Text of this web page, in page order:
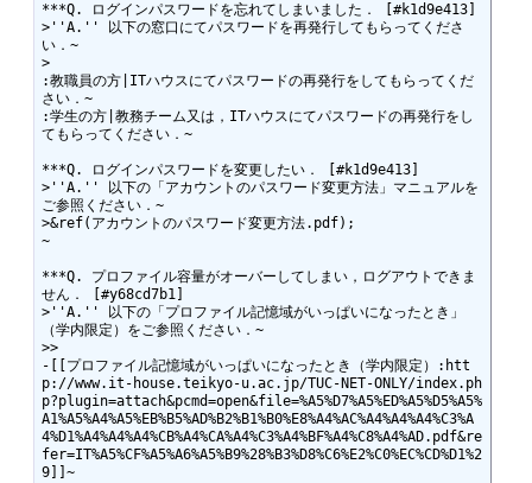
***Q. ログインパスワードを忘れてしまいました． [#k1d9e413]
>''A.'' 以下の窓口にてパスワードを再発行してもらってくださ
い．~
>
:教職員の方|ITハウスにてパスワードの再発行をしてもらってくだ
さい．~
:学生の方|教務チーム又は，ITハウスにてパスワードの再発行をし
てもらってください．~
***Q. ログインパスワードを変更したい． [#k1d9e413]
>''A.'' 以下の「アカウントのパスワード変更方法」マニュアルを
ご参照ください．~
>&ref(アカウントのパスワード変更方法.pdf);
~
***Q. プロファイル容量がオーバーしてしまい，ログアウトできま
せん． [#y68cd7b1]
>''A.'' 以下の「プロファイル記憶域がいっぱいになったとき」
（学内限定）をご参照ください．~
>>
-[[プロファイル記憶域がいっぱいになったとき（学内限定）:htt
p://www.it-house.teikyo-u.ac.jp/TUC-NET-ONLY/index.ph
p?plugin=attach&pcmd=open&file=%A5%D7%A5%ED%A5%D5%A5%
A1%A5%A4%A5%EB%B5%AD%B2%B1%B0%E8%A4%AC%A4%A4%A4%C3%A
4%D1%A4%A4%A4%CB%A4%CA%A4%C3%A4%BF%A4%C8%A4%AD.pdf&re
fer=IT%A5%CF%A5%A6%A5%B9%28%B3%D8%C6%E2%C0%EC%CD%D1%2
9]]~